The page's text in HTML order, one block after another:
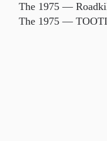
The 1975 —
The 1975 —